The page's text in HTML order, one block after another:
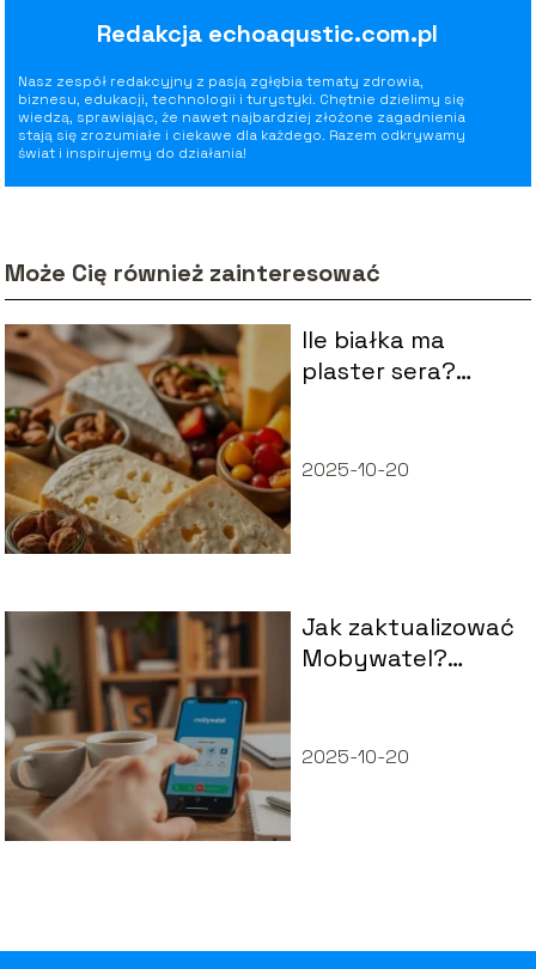
Redakcja echoaqustic.com.pl
Nasz zespół redakcyjny z pasją zgłębia tematy zdrowia,
biznesu, edukacji, technologii i turystyki. Chętnie dzielimy się
wiedzą, sprawiając, że nawet najbardziej złożone zagadnienia
stają się zrozumiałe i ciekawe dla każdego. Razem odkrywamy
świat i inspirujemy do działania!
Może Cię również zainteresować
Ile białka ma
plaster sera?
2025-10-20
Jak zaktualizować
Mobywatel?
2025-10-20